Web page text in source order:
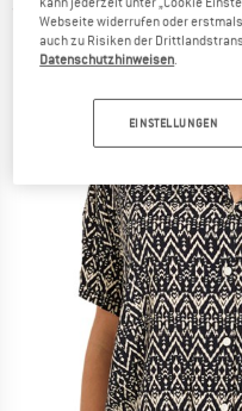
(0)
Webseite widerrufen oder
auch zu Risiken der
Datenschutzhinweisen.
EINSTELLUNGEN